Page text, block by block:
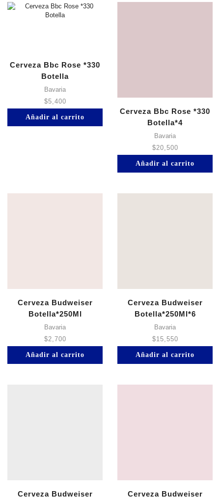
Cerveza Bbc Rose *330
Botella
Bavaria
$5,400
Añadir al carrito
Cerveza Bbc Rose *330
Botella*4
Bavaria
$20,500
Añadir al carrito
Cerveza Budweiser
Botella*250Ml
Bavaria
$2,700
Añadir al carrito
Cerveza Budweiser
Botella*250Ml*6
Bavaria
$15,550
Añadir al carrito
Cerveza Budweiser
Cerveza Budweiser